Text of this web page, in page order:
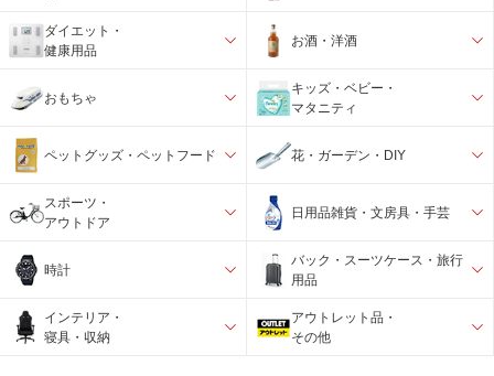
ダイエット・
健康用品
お酒・洋酒
おもちゃ
キッズ・ベビー・
マタニティ
ペットグッズ・ペットフード 花・ガーデン・DIY
スポーツ・
アウトドア
日用品雑貨・文房具・手芸
時計
バック・スーツケース・旅行
用品
インテリア・
寝具・収納
アウトレット品・
その他